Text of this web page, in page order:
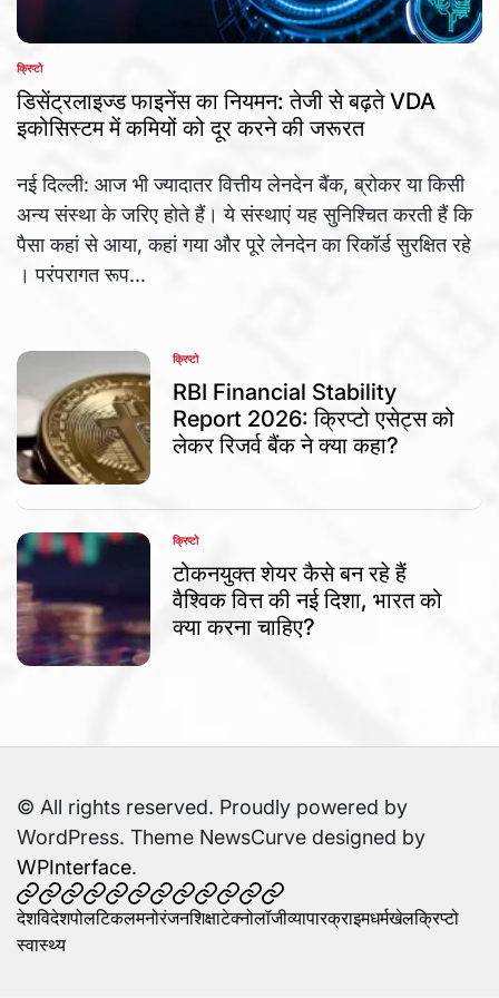
POSTED
IN
क्रिप्टो
डिसेंट्रलाइज्ड फाइनेंस का नियमन: तेजी से बढ़ते VDA
इकोसिस्टम में कमियों को दूर करने की जरूरत
नई दिल्ली: आज भी ज्यादातर वित्तीय लेनदेन बैंक, ब्रोकर या किसी
अन्य संस्था के जरिए होते हैं। ये संस्थाएं यह सुनिश्चित करती हैं कि
पैसा कहां से आया, कहां गया और पूरे लेनदेन का रिकॉर्ड सुरक्षित रहे
। परंपरागत रूप...
POSTED
IN
क्रिप्टो
RBI Financial Stability
Report 2026: क्रिप्टो एसेट्स को
लेकर रिजर्व बैंक ने क्या कहा?
POSTED
IN
क्रिप्टो
टोकनयुक्त शेयर कैसे बन रहे हैं
वैश्विक वित्त की नई दिशा, भारत को
क्या करना चाहिए?
© All rights reserved. Proudly powered by
WordPress. Theme NewsCurve designed by
WPInterface.
देशविदेशपोलटिकल
मनोरंजन
शिक्षाटेक्नोलॉजी
व्यापारक्राइम
धर्मखेलक्रिप्टोस्वास्थ्य
देशविदेशपोलटिकलमनोरंजनशिक्षाटेक्नोलॉजीव्यापारक्राइमधर्मखेलक्रिप्टो
स्वास्थ्य